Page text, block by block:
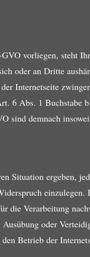
vorliegen, steht
oder an Dritte
Internetseite
6 Abs. 1
sind demnach
Situation ergeben,
einzulegen.
die Verarbeitung
oder
Betrieb der